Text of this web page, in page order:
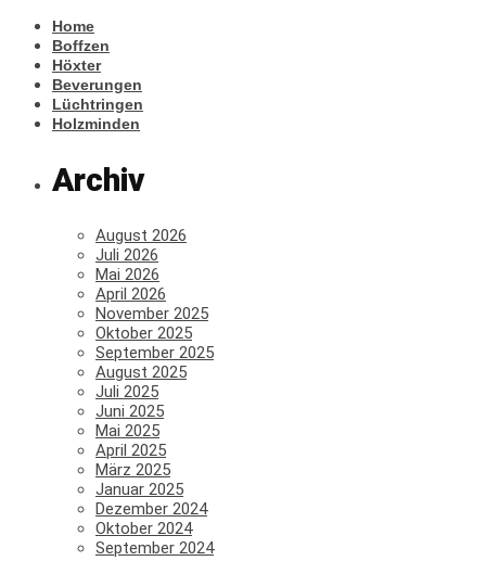
Home
Boffzen
Höxter
Beverungen
Lüchtringen
Holzminden
Archiv
August 2026
Juli 2026
Mai 2026
April 2026
November 2025
Oktober 2025
September 2025
August 2025
Juli 2025
Juni 2025
Mai 2025
April 2025
März 2025
Januar 2025
Dezember 2024
Oktober 2024
September 2024